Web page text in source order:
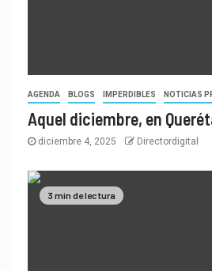
AGENDA BLOGS IMPERDIBLES NOTICIAS
Aquel diciembre, en
diciembre 4, 2025 Directordigital
3 min de lectura